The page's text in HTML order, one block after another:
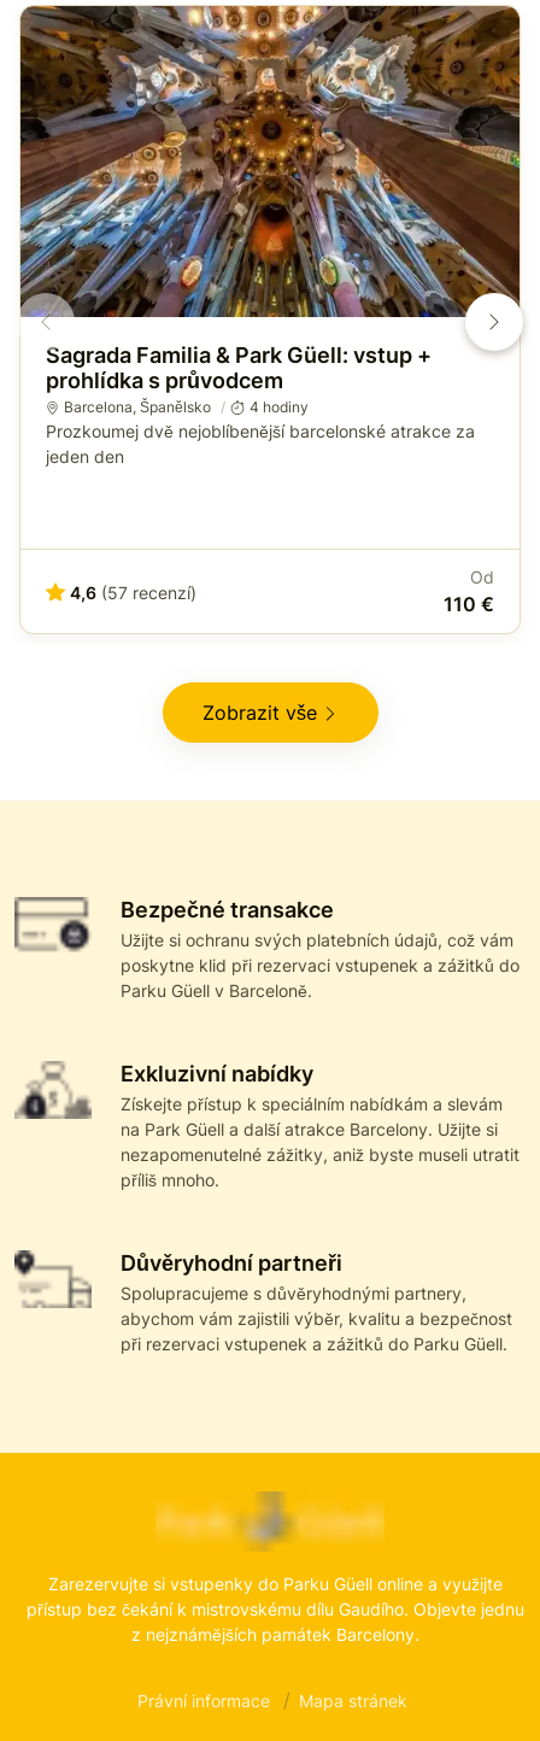
Sagrada Familia & Park Güell: vstup +
prohlídka s průvodcem
Barcelona, Španělsko 4 hodiny
Prozkoumej dvě nejoblíbenější barcelonské atrakce za
jeden den
4,6 (57 recenzí)
Od
110 €
Zobrazit vše
Bezpečné transakce
Užijte si ochranu svých platebních údajů, což vám
poskytne klid při rezervaci vstupenek a zážitků do
Parku Güell v Barceloně.
Exkluzivní nabídky
Získejte přístup k speciálním nabídkám a slevám
na Park Güell a další atrakce Barcelony. Užijte si
nezapomenutelné zážitky, aniž byste museli utratit
příliš mnoho.
Důvěryhodní partneři
Spolupracujeme s důvěryhodnými partnery,
abychom vám zajistili výběr, kvalitu a bezpečnost
při rezervaci vstupenek a zážitků do Parku Güell.
Zarezervujte si vstupenky do Parku Güell online a využijte
přístup bez čekání k mistrovskému dílu Gaudího. Objevte jednu
z nejznámějších památek Barcelony.
Právní informace Mapa stránek